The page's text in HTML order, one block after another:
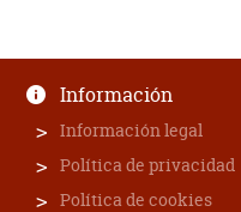
Información
Información legal
Política de privacidad
Política de cookies